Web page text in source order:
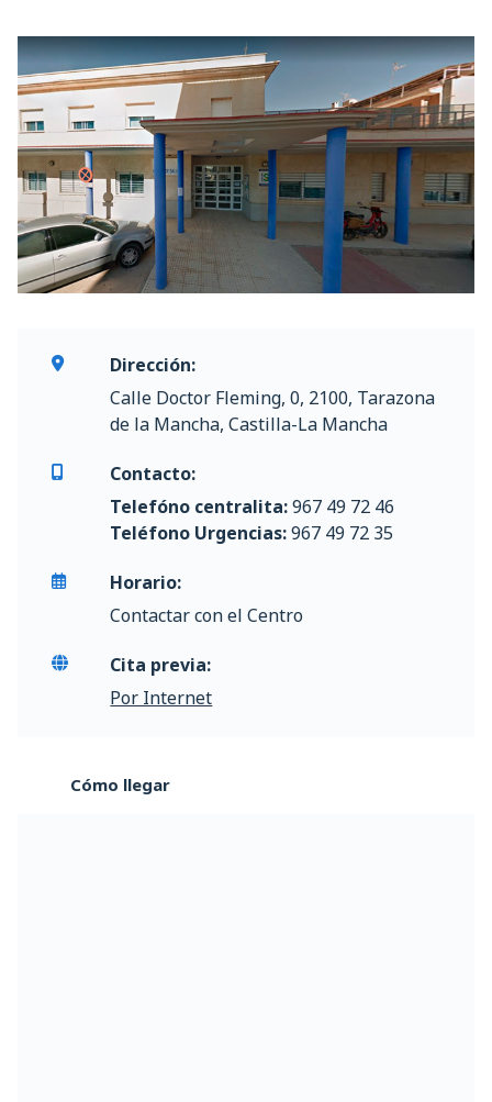
Dirección:
Calle Doctor Fleming, 0, 2100, Tarazona
de la Mancha, Castilla-La Mancha
Contacto:
Telefóno centralita:967 49 72 46
Teléfono Urgencias:967 49 72 35
Horario:
Contactar con el Centro
Cita previa:
Por Internet
Cómo llegar